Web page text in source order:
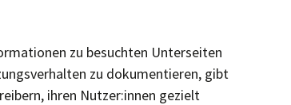
zu besuchten Unterseiten
zu dokumentieren, gibt
ihren Nutzer:innen gezielt